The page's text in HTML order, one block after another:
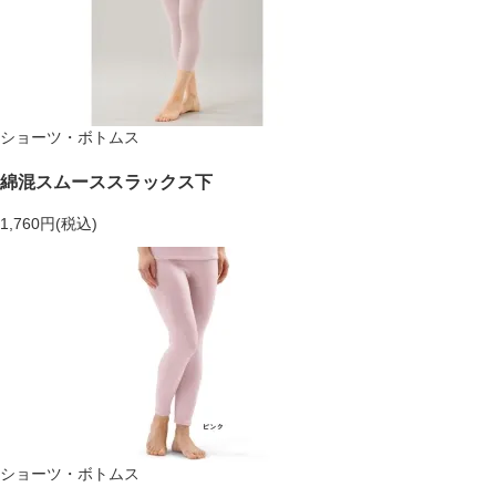
ショーツ・ボトムス
綿混スムーススラックス下
1,760円(税込)
ショーツ・ボトムス